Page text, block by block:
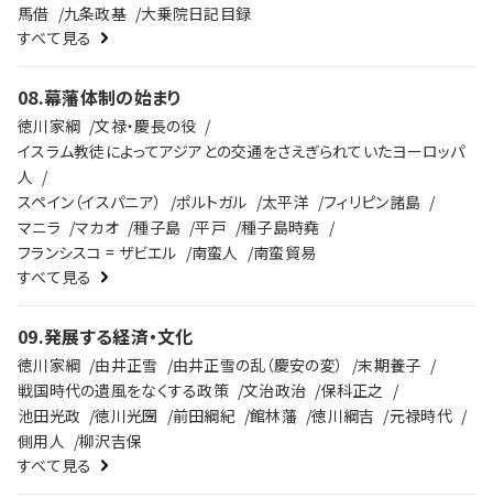
馬借
九条政基
大乗院日記目録
すべて見る
08.幕藩体制の始まり
徳川家綱
文禄・慶長の役
イスラム教徒によってアジアとの交通をさえぎられていたヨーロッパ
人
スペイン（イスパニア）
ポルトガル 太平洋
フィリピン諸島
マニラ
マカオ 種子島 平戸
種子島時堯
フランシスコ = ザビエル
南蛮人
南蛮貿易
すべて見る
09.発展する経済・文化
徳川家綱 由井正雪 由井正雪の乱（慶安の変）
末期養子
戦国時代の遺風をなくする政策
文治政治
保科正之
池田光政
徳川光圀 前田綱紀 館林藩 徳川綱吉
元禄時代
側用人
柳沢吉保
すべて見る